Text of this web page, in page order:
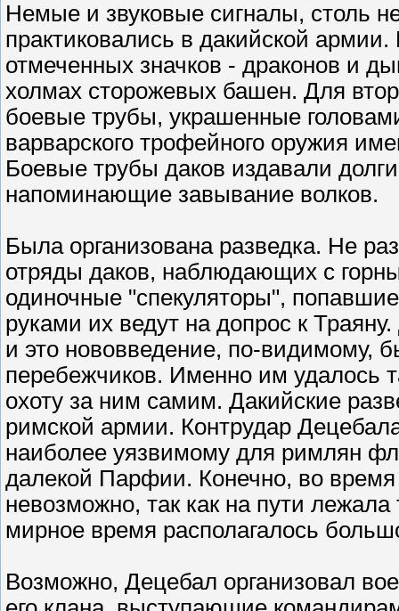
Немые и звуковые сигналы, столь
практиковались в дакийской
отмеченных значков - драконов и
холмах сторожевых башен. Для
боевые трубы, украшенные
варварского трофейного оружия
Боевые трубы даков издавали
напоминающие завывание волков.
Была организована разведка. Не
отряды даков, наблюдающих с
одиночные "спекуляторы",
руками их ведут на допрос к
и это нововведение, по-видимому,
перебежчиков. Именно им удалось
охоту за ним самим. Дакийские
римской армии. Контрудар
наиболее уязвимому для римлян
далекой Парфии. Конечно, во
невозможно, так как на пути
мирное время располагалось
Возможно, Децебал организовал